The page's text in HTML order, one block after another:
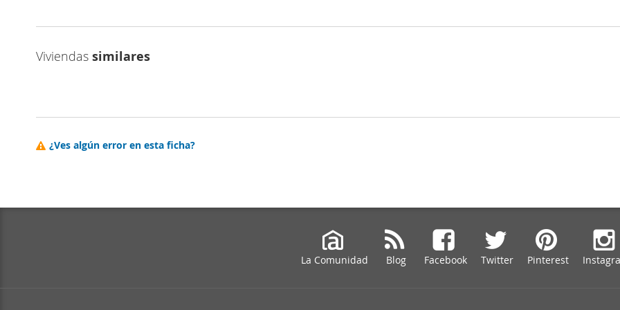
Viviendas similares
¿Ves algún error en esta ficha?
La Comunidad Blog Facebook Twitter Pinterest